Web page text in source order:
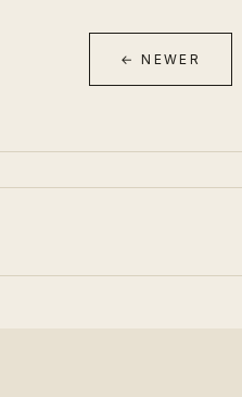
← NEWER